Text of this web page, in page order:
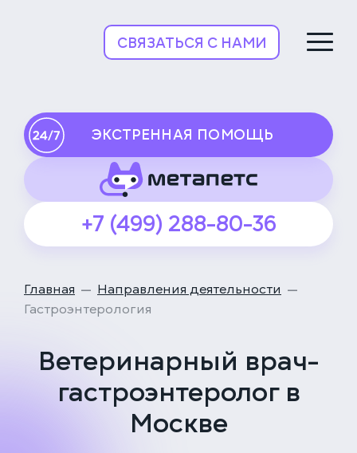
СВЯЗАТЬСЯ С НАМИ
ЭКСТРЕННАЯ ПОМОЩЬ
+7 (499) 288-80-36
Главная
Направления деятельности
Гастроэнтерология
Ветеринарный врач-
гастроэнтеролог в
Москве